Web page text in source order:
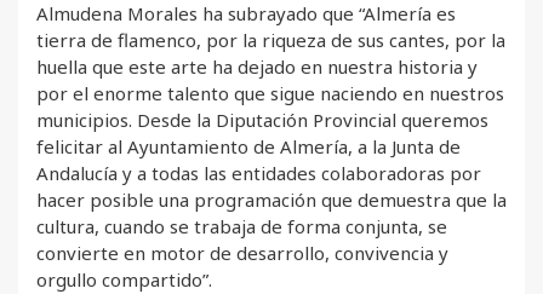
Almudena Morales ha subrayado que “Almería es
tierra de flamenco, por la riqueza de sus cantes, por la
huella que este arte ha dejado en nuestra historia y
por el enorme talento que sigue naciendo en nuestros
municipios. Desde la Diputación Provincial queremos
felicitar al Ayuntamiento de Almería, a la Junta de
Andalucía y a todas las entidades colaboradoras por
hacer posible una programación que demuestra que la
cultura, cuando se trabaja de forma conjunta, se
convierte en motor de desarrollo, convivencia y
orgullo compartido”.